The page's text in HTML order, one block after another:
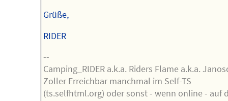
Grüße,
RIDER
--
Camping_RIDER a.k.a. Riders Flame a.k.a.
Zoller Erreichbar manchmal im Self-TS
(ts.selfhtml.org) oder sonst - wenn online - auf